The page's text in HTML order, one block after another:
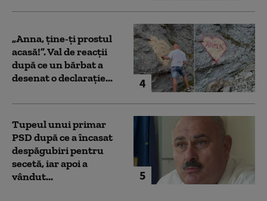
4
„Anna, ţine-ţi prostul
acasă!”. Val de reacții
după ce un bărbat a
desenat o declarație...
5
Tupeul unui primar
PSD după ce a încasat
despăgubiri pentru
secetă, iar apoi a
vândut...